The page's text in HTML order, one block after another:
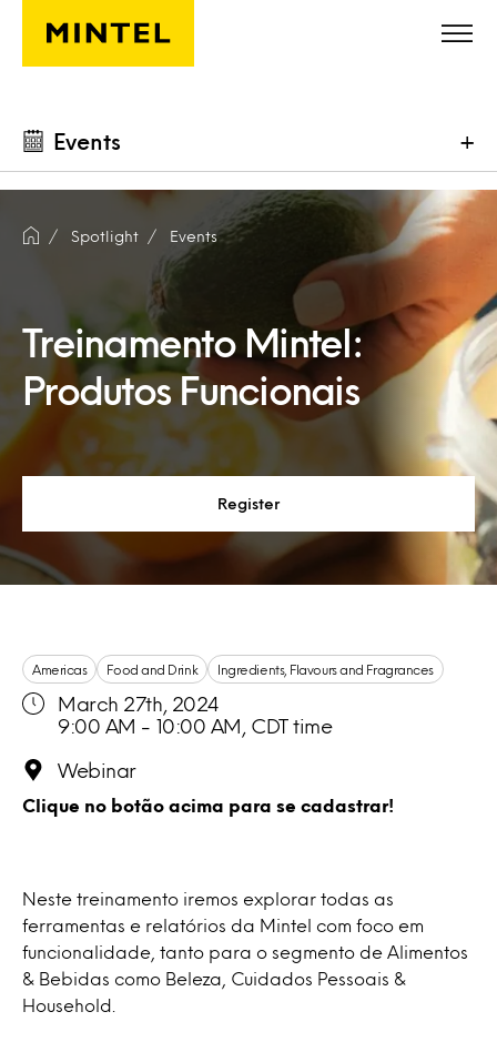
Skip to main content
Events +
Spotlight Events
Treinamento Mintel:
Produtos Funcionais
Register
Clique no botão acima para se cadastrar!
Neste treinamento iremos explorar todas as
ferramentas e relatórios da Mintel com foco em
funcionalidade, tanto para o segmento de Alimentos
& Bebidas como Beleza, Cuidados Pessoais &
Household.
Americas Food and Drink Ingredients, Flavours and Fragrances
March 27th, 2024
9:00 AM - 10:00 AM, CDT time
Webinar